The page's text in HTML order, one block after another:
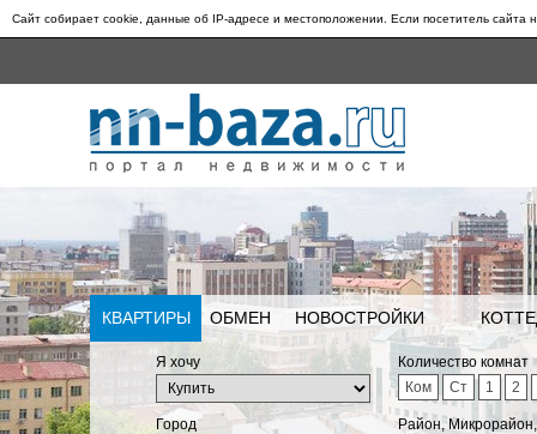
Сайт собирает cookie, данные об IP-адресе и местоположении. Если посетитель сайта
КВАРТИРЫ ОБМЕН НОВОСТРОЙКИ
Я хочу
Количество комнат
Ком
Ст 1 2
Город
Район,